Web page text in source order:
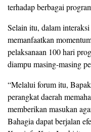
terhadap berbagai
Selain itu, dalam
memanfaatkan
pelaksanaan 100 hari
diampu masing-masing
“Melalui forum itu,
perangkat daerah
memberikan masukan
Bahagia dapat berjalan